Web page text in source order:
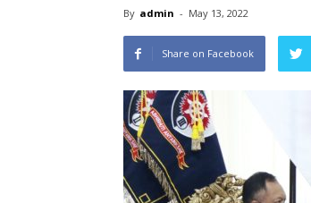
By admin - May 13, 2022
Share on Facebook